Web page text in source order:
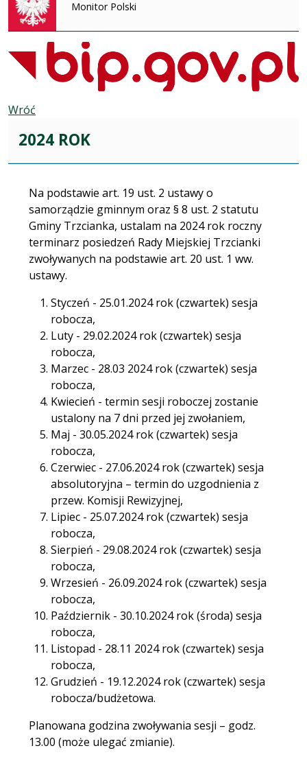
Monitor Polski
Wróć
2024 ROK
Na podstawie art. 19 ust. 2 ustawy o
samorządzie gminnym oraz § 8 ust. 2 statutu
Gminy Trzcianka, ustalam na 2024 rok roczny
terminarz posiedzeń Rady Miejskiej Trzcianki
zwoływanych na podstawie art. 20 ust. 1 ww.
ustawy.
Styczeń - 25.01.2024 rok (czwartek) sesja
robocza,
Luty - 29.02.2024 rok (czwartek) sesja
robocza,
Marzec - 28.03 2024 rok (czwartek) sesja
robocza,
Kwiecień - termin sesji roboczej zostanie
ustalony na 7 dni przed jej zwołaniem,
Maj - 30.05.2024 rok (czwartek) sesja
robocza,
Czerwiec - 27.06.2024 rok (czwartek) sesja
absolutoryjna – termin do uzgodnienia z
przew. Komisji Rewizyjnej,
Lipiec - 25.07.2024 rok (czwartek) sesja
robocza,
Sierpień - 29.08.2024 rok (czwartek) sesja
robocza,
Wrzesień - 26.09.2024 rok (czwartek) sesja
robocza,
Październik - 30.10.2024 rok (środa) sesja
robocza,
Listopad - 28.11 2024 rok (czwartek) sesja
robocza,
Grudzień - 19.12.2024 rok (czwartek) sesja
robocza/budżetowa.
Planowana godzina zwoływania sesji – godz.
13.00 (może ulegać zmianie).